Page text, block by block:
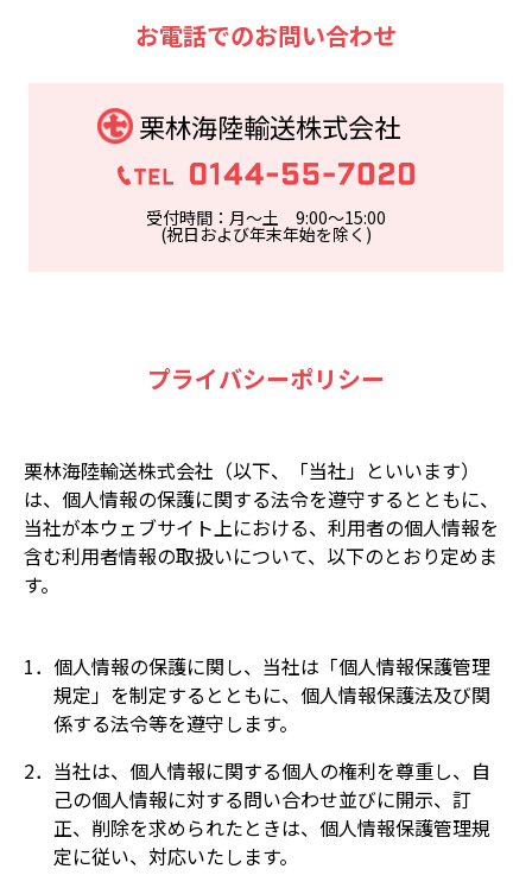
お電話でのお問い合わせ
栗林海陸輸送株式会社
受付時間：月～土 9:00～15:00
(祝日および年末年始を除く)
プライバシーポリシー
栗林海陸輸送株式会社（以下、「当社」といいます）
は、個人情報の保護に関する法令を遵守するとともに、
当社が本ウェブサイト上における、利用者の個人情報を
含む利用者情報の取扱いについて、以下のとおり定めま
す。
1．個人情報の保護に関し、当社は「個人情報保護管理
規定」を制定するとともに、個人情報保護法及び関
係する法令等を遵守します。
2．当社は、個人情報に関する個人の権利を尊重し、自
己の個人情報に対する問い合わせ並びに開示、訂
正、削除を求められたときは、個人情報保護管理規
定に従い、対応いたします。